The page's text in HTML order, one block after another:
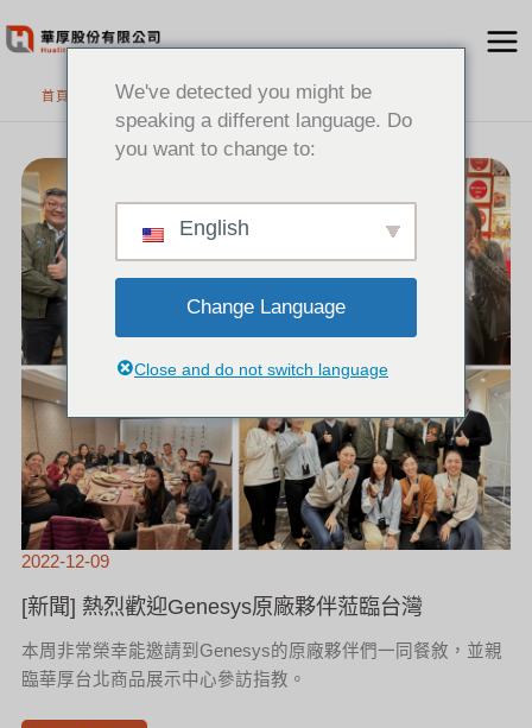
至
首頁
2022-12-09
[新聞] 熱烈歡迎Genesys原廠夥伴蒞臨台灣
本周非常榮幸能邀請到Genesys的原廠夥伴們一同餐敘，並親
臨華厚台北商品展示中心參訪指教。
聞]
歡
迎
GENESYS
原
廠
夥
伴
蒞
臨
台
灣
We've detected you might be
speaking a different language. Do
you want to change to:
English
Change Language
Close and do not switch language